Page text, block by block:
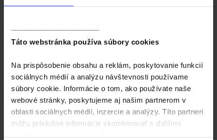
Táto webstránka používa súbory cookies
Na prispôsobenie obsahu a reklám, poskytovanie funkcií
sociálnych médií a analýzu návštevnosti používame
súbory cookie. Informácie o tom, ako používate naše
webové stránky, poskytujeme aj našim partnerom v
oblasti sociálnych médií, inzercie a analýzy. Títo partneri
môžu príslušné informácie skombinovať s ďalšími
Rýchly náhľad
Rumanček z myjavských kopaníc
2,70€vrátane DPH
Výber možností Tento produkt má viacero variantov.
Možnosti si môžete vybrať na stránke produktu.